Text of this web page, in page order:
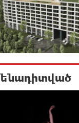
«Ուժեղ
դահլիճը՝
Տիկի՜ն
այն էջը, որտեղ
Հայաստանի
նման էջ այդ